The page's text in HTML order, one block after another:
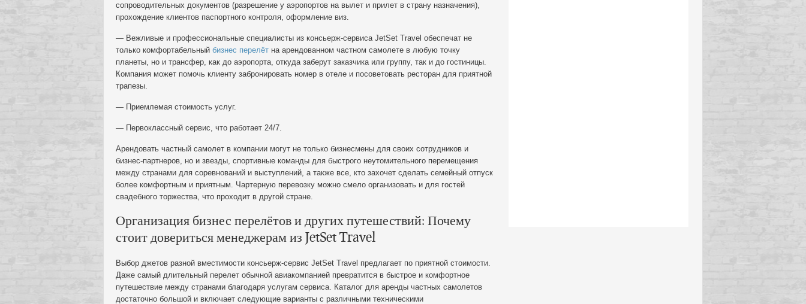
сопроводительных документов (разрешение у аэропортов на вылет и прилет в страну назначения),
прохождение клиентов паспортного контроля, оформление виз.
— Вежливые и профессиональные специалисты из консьерж-сервиса JetSet Travel обеспечат не
только комфортабельный бизнес перелёт на арендованном частном самолете в любую точку
планеты, но и трансфер, как до аэропорта, откуда заберут заказчика или группу, так и до гостиницы.
Компания может помочь клиенту забронировать номер в отеле и посоветовать ресторан для приятной
трапезы.
— Приемлемая стоимость услуг.
— Первоклассный сервис, что работает 24/7.
Арендовать частный самолет в компании могут не только бизнесмены для своих сотрудников и
бизнес-партнеров, но и звезды, спортивные команды для быстрого неутомительного перемещения
между странами для соревнований и выступлений, а также все, кто захочет сделать семейный отпуск
более комфортным и приятным. Чартерную перевозку можно смело организовать и для гостей
свадебного торжества, что проходит в другой стране.
Организация бизнес перелётов и других путешествий: Почему
стоит довериться менеджерам из JetSet Travel
Выбор джетов разной вместимости консьерж-сервис JetSet Travel предлагает по приятной стоимости.
Даже самый длительный перелет обычной авиакомпанией превратится в быстрое и комфортное
путешествие между странами благодаря услугам сервиса. Каталог для аренды частных самолетов
достаточно большой и включает следующие варианты с различными техническими